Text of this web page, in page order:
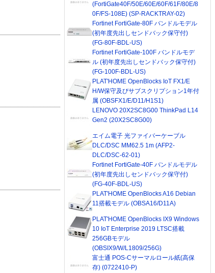
(FortiGate40F/50E/60E/60F/61F/80E/8
0F/FS-108E) (SP-RACKTRAY-02)
Fortinet FortiGate-80F バンドルモデル
(初年度先出しセンドバック保守付)
(FG-80F-BDL-US)
Fortinet FortiGate-100F バンドルモデ
ル (初年度先出しセンドバック保守付)
(FG-100F-BDL-US)
PLAT'HOME OpenBlocks IoT FX1/E
H/W保守及びサブスクリプション1年付
属 (OBSFX1/E/D11/H1S1)
LENOVO 20X2SC8G00 ThinkPad L14
Gen2 (20X2SC8G00)
エイム電子 光ファイバーケーブル
DLC/DSC MM62.5 1m (AFP2-
DLC/DSC-62-01)
Fortinet FortiGate-40F バンドルモデル
(初年度先出しセンドバック保守付)
(FG-40F-BDL-US)
PLAT'HOME OpenBlocks A16 Debian
11搭載モデル (OBSA16/D11A)
PLAT'HOME OpenBlocks IX9 Windows
10 IoT Enterprise 2019 LTSC搭載
256GBモデル
(OBSIX9/W/L1809/256G)
富士通 POS-Cサーマルロール紙(高保
存) (0722410-P)